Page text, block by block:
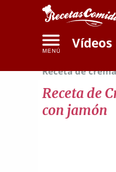
Vídeos
Recetas
Receta de
Receta de
con jamón